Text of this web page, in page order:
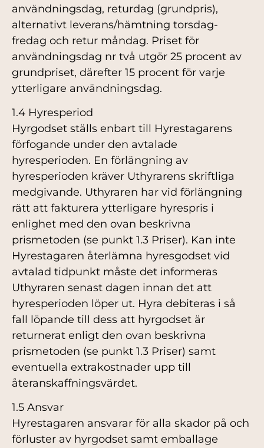
användningsdag, returdag (grundpris),
alternativt leverans/hämtning torsdag-
fredag och retur måndag. Priset för
användningsdag nr två utgör 25 procent av
grundpriset, därefter 15 procent för varje
ytterligare användningsdag.
1.4 Hyresperiod
Hyrgodset ställs enbart till Hyrestagarens
förfogande under den avtalade
hyresperioden. En förlängning av
hyresperioden kräver Uthyrarens skriftliga
medgivande. Uthyraren har vid förlängning
rätt att fakturera ytterligare hyrespris i
enlighet med den ovan beskrivna
prismetoden (se punkt 1.3 Priser). Kan inte
Hyrestagaren återlämna hyresgodset vid
avtalad tidpunkt måste det informeras
Uthyraren senast dagen innan det att
hyresperioden löper ut. Hyra debiteras i så
fall löpande till dess att hyrgodset är
returnerat enligt den ovan beskrivna
prismetoden (se punkt 1.3 Priser) samt
eventuella extrakostnader upp till
återanskaffningsvärdet.
1.5 Ansvar
Hyrestagaren ansvarar för alla skador på och
förluster av hyrgodset samt emballage